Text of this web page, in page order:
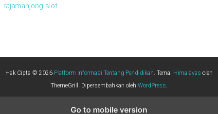
rajamahjong slot
Hak Cipta © 2026 Platform Informasi Tentang Pendidikan. Tema: Himalayas oleh
ThemeGrill. Dipersembahkan oleh WordPress.
Go to mobile version